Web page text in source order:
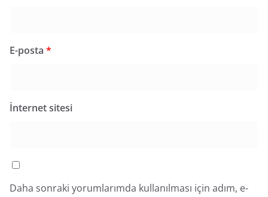
E-posta *
İnternet sitesi
Daha sonraki yorumlarımda kullanılması için adım, e-